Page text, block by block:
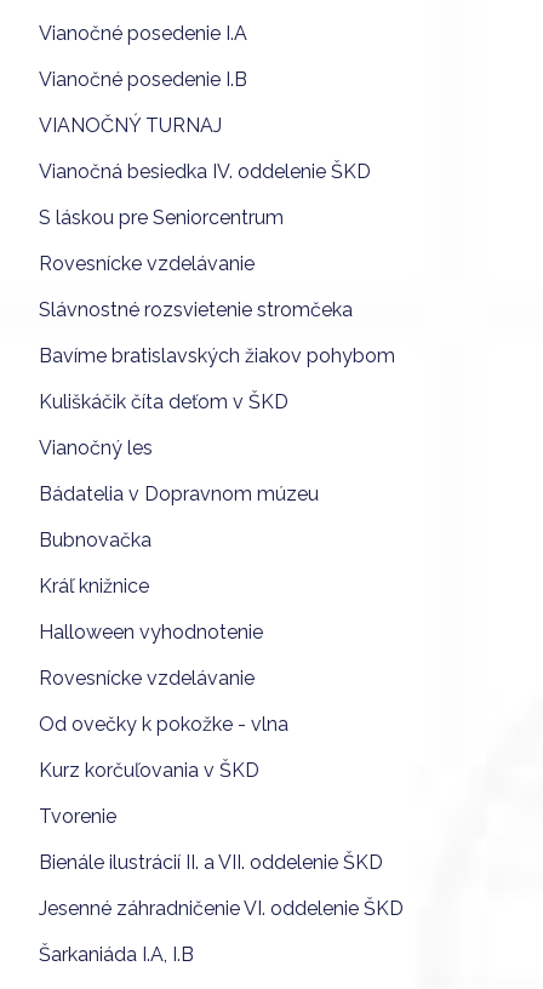
Vianočné posedenie I.A
Vianočné posedenie I.B
VIANOČNÝ TURNAJ
Vianočná besiedka IV. oddelenie ŠKD
S láskou pre Seniorcentrum
Rovesnícke vzdelávanie
Slávnostné rozsvietenie stromčeka
Bavíme bratislavských žiakov pohybom
Kuliškáčik číta deťom v ŠKD
Vianočný les
Bádatelia v Dopravnom múzeu
Bubnovačka
Kráľ knižnice
Halloween vyhodnotenie
Rovesnícke vzdelávanie
Od ovečky k pokožke - vlna
Kurz korčuľovania v ŠKD
Tvorenie
Bienále ilustrácií II. a VII. oddelenie ŠKD
Jesenné záhradničenie VI. oddelenie ŠKD
Šarkaniáda I.A, I.B